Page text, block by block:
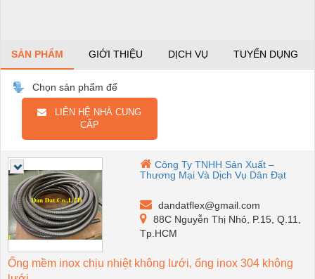
SẢN PHẨM GIỚI THIỆU DỊCH VỤ TUYỂN DỤNG
Chọn sản phẩm để
LIÊN HỆ NHÀ CUNG
CẤP
Công Ty TNHH Sản Xuất –
Thương Mại Và Dịch Vụ Dân Đạt
dandatflex@gmail.com
88C Nguyễn Thị Nhỏ, P.15, Q.11,
Tp.HCM
Ống mềm inox chịu nhiệt không lưới, ống inox 304 không